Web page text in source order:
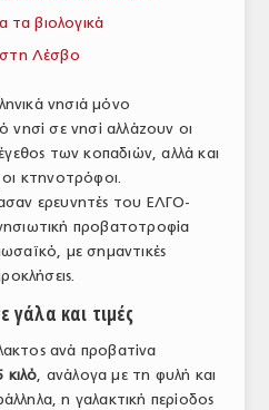
τα βιολογικά
Λέσβο
νησιά μόνο
νησί σε νησί αλλάζουν οι
των κοπαδιών, αλλά και
κτηνοτρόφοι.
ερευνητές του ΕΛΓΟ-
προβατοτροφία
με σημαντικές
γάλα και τιμές
ανά προβατίνα
κιλό, ανάλογα με τη φυλή και
η γαλακτική περίοδος